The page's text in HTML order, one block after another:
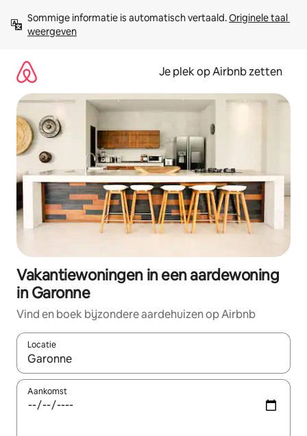
direct
naar
Sommige informatie is automatisch vertaald. Originele taal
weergeven
Je plek op Airbnb zetten
Vakantiewoningen in een aardewoning
in Garonne
Vind en boek bijzondere aardehuizen op Airbnb
Locatie
Wanneer er resultaten beschikbaar zijn, maak je een keuze
Aankomst